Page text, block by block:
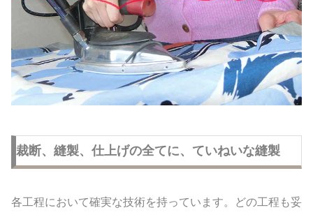
裁断、縫製、仕上げの全てに、ていねいな縫製
各工程において確実な技術を持っています。どの工程も妥